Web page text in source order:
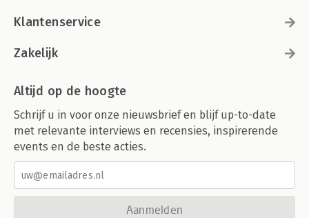
Klantenservice
Zakelijk
Altijd op de hoogte
Schrijf u in voor onze nieuwsbrief en blijf up-to-date
met relevante interviews en recensies, inspirerende
events en de beste acties.
Aanmelden